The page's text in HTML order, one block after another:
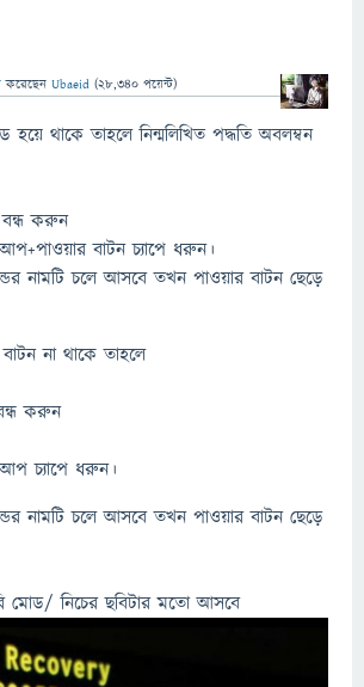
করেছেন Ubaeid (28,340 পয়েন্ট)
হয়ে থাকে তাহলে নিন্মলিখিত পদ্ধতি অবলম্বন
বন্ধ করুন
বাটন চ্যাপে ধরুন।
নামটি চলে আসবে তখন পাওয়ার বাটন ছেড়ে
না থাকে তাহলে
করুন
চ্যাপে ধরুন।
নামটি চলে আসবে তখন পাওয়ার বাটন ছেড়ে
মোড/ নিচের ছবিটার মতো আসবে